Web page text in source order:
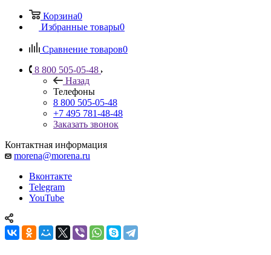
Корзина0
Избранные товары0
Сравнение товаров0
8 800 505-05-48
Назад
Телефоны
8 800 505-05-48
+7 495 781-48-48
Заказать звонок
Контактная информация
morena@morena.ru
Вконтакте
Telegram
YouTube